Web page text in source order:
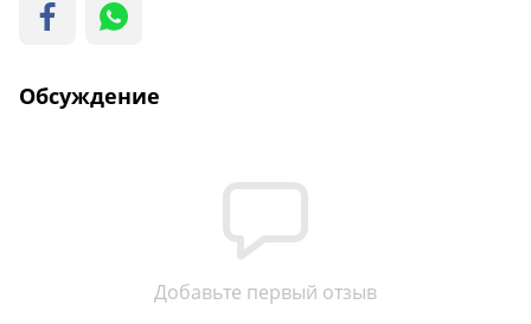
Обсуждение
Добавьте первый отзыв